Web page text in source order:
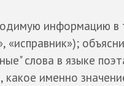
информацию в
«исправник»);
слова в языке
какое именно